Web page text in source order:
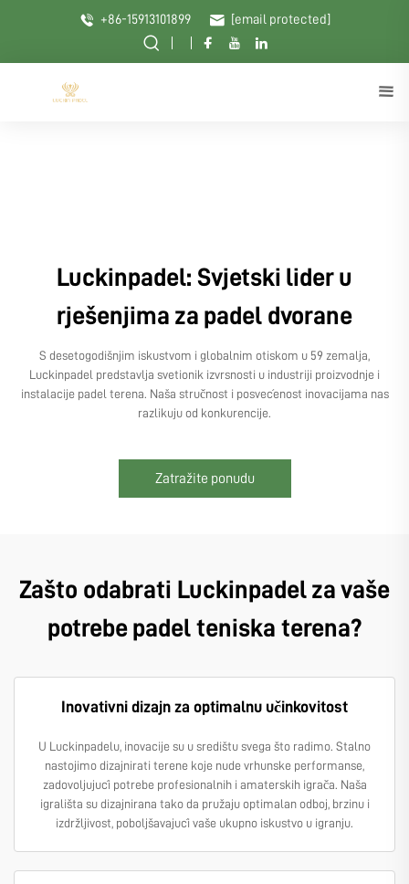
+86-15913101899 [email protected]
Luckinpadel: Svjetski lider u
rješenjima za padel dvorane
S desetogodišnjim iskustvom i globalnim otiskom u 59 zemalja,
Luckinpadel predstavlja svetionik izvrsnosti u industriji proizvodnje i
instalacije padel terena. Naša stručnost i posvećenost inovacijama nas
razlikuju od konkurencije.
Zatražite ponudu
Zašto odabrati Luckinpadel za vaše
potrebe padel teniska terena?
Inovativni dizajn za optimalnu učinkovitost
U Luckinpadelu, inovacije su u središtu svega što radimo. Stalno
nastojimo dizajnirati terene koje nude vrhunske performanse,
zadovoljujući potrebe profesionalnih i amaterskih igrača. Naša
igrališta su dizajnirana tako da pružaju optimalan odboj, brzinu i
izdržljivost, poboljšavajući vaše ukupno iskustvo u igranju.